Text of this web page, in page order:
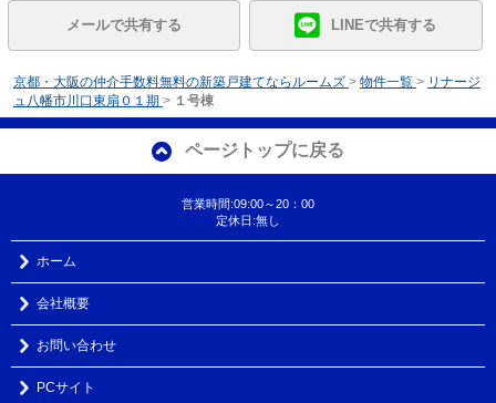
メールで共有する LINEで共有する
京都・大阪の仲介手数料無料の新築戸建てならルームズ > 物件一覧 > リナージ
ュ八幡市川口東扇０１期 > １号棟
ページトップに戻る
営業時間:09:00～20：00
定休日:無し
ホーム
会社概要
お問い合わせ
PCサイト